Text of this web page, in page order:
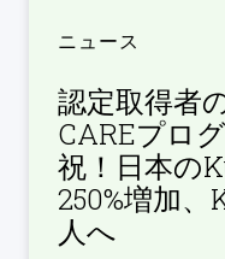
ニュース
認定取得者
CAREプロ
祝！日本の
250%増加
人へ